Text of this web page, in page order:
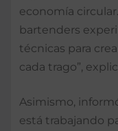
economía
bartenders
técnicas para
cada trago”,
Asimismo,
está trabajando